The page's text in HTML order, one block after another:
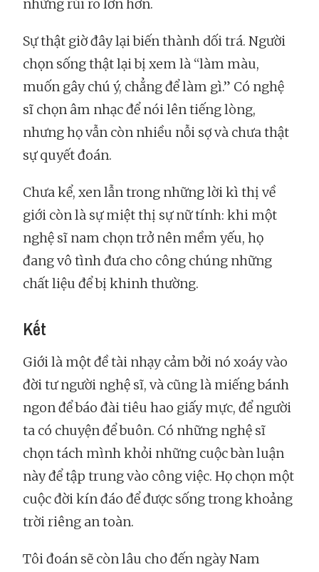
những rủi ro lớn hơn.
Sự thật giờ đây lại biến thành dối trá. Người
chọn sống thật lại bị xem là “làm màu,
muốn gây chú ý, chẳng để làm gì.” Có nghệ
sĩ chọn âm nhạc để nói lên tiếng lòng,
nhưng họ vẫn còn nhiều nỗi sợ và chưa thật
sự quyết đoán.
Chưa kể, xen lẫn trong những lời kì thị về
giới còn là sự miệt thị sự nữ tính: khi một
nghệ sĩ nam chọn trở nên mềm yếu, họ
đang vô tình đưa cho công chúng những
chất liệu để bị khinh thường.
Kết
Giới là một đề tài nhạy cảm bởi nó xoáy vào
đời tư người nghệ sĩ, và cũng là miếng bánh
ngon để báo đài tiêu hao giấy mực, để người
ta có chuyện để buôn. Có những nghệ sĩ
chọn tách mình khỏi những cuộc bàn luận
này để tập trung vào công việc. Họ chọn một
cuộc đời kín đáo để được sống trong khoảng
trời riêng an toàn.
Tôi đoán sẽ còn lâu cho đến ngày Nam